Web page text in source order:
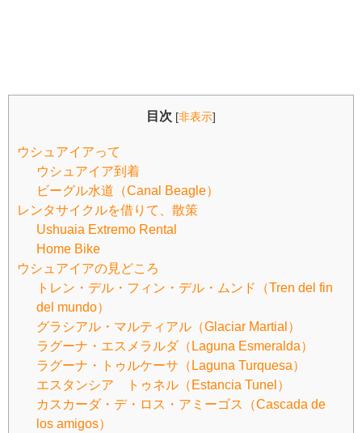
目次 [非表示]
ウシュアイアって
ウシュアイア到着
ビーグル水道（Canal Beagle）
レンタサイクルを借りて、散策
Ushuaia Extremo Rental
Home Bike
ウシュアイアの見どころ
トレン・デル・フィン・デル・ムンド（Tren del fin
del mundo）
グラシアル・マルティアル（Glaciar Martial）
ラグーナ・エスメラルダ（Laguna Esmeralda）
ラグーナ・トゥルケーサ（Laguna Turquesa）
エスタンシア トゥネル（Estancia Tunel）
カスカーダ・デ・ロス・アミーゴス（Cascada de
los amigos）